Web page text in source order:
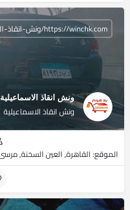
ونش انقاذ الاسماعيلية
ونش انقاذ الاسماعيلية
https://winchk.com/ونش-انقاذ-العاشر-من-رمضان-2/